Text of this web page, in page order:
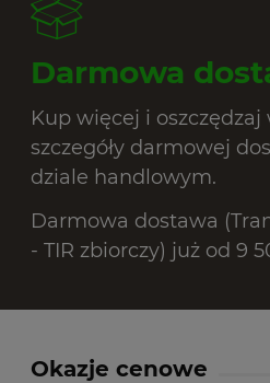
Darmowa
Kup więcej i oszczędzaj
szczegóły darmowej
dziale handlowym.
Darmowa dostawa
- TIR zbiorczy) już od 9
Okazje cenowe